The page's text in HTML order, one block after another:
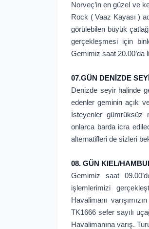
Norveç’in en güzel ve
Rock ( Vaaz Kayası )
görülebilen büyük
gerçekleşmesi için
Gemimiz saat 20.00’da
07.GÜN DENİZDE
Denizde seyir halinde
edenler geminin açık
İsteyenler gümrüksüz
onlarca barda icra
alternatifleri de sizleri
08. GÜN KIEL/
Gemimiz saat
işlemlerimizi
Havalimanı
TK1666 sefer sayılı
Havalimanına varış.